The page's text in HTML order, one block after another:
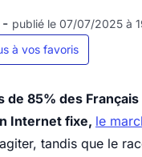
- publié le 07/07/2025 à
à vos favoris
de 85% des
Internet fixe, le
tandis que le